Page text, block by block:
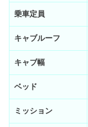
乗車定員
キャブルーフ
キャブ幅
ベッド
ミッション